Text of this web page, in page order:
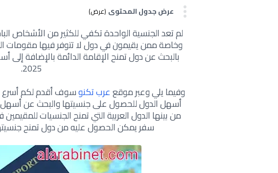
عرض جدول المحتوى (عرض)
لم تعد الجنسية الواحدة تكفي للكثير من
وخاصة ممن يقيمون في دول لا تتوفر فيها مقومات
بالبحث عن دول تمنح الإقامة الدائمة بالإضافة
2025.
وفيما يلي وعبر موقععرب تكنو
أسهل الدول للحصول على جنسيتها والبحث عن أسهل
من بينها الدول العربية التي تمنح الجنسيات
سفر يمكن الحصول عليه من دول تمنح